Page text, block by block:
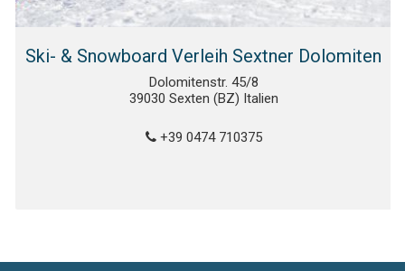
Ski- & Snowboard Verleih Sextner Dolomiten
Dolomitenstr. 45/8
39030 Sexten (BZ) Italien
+39 0474 710375